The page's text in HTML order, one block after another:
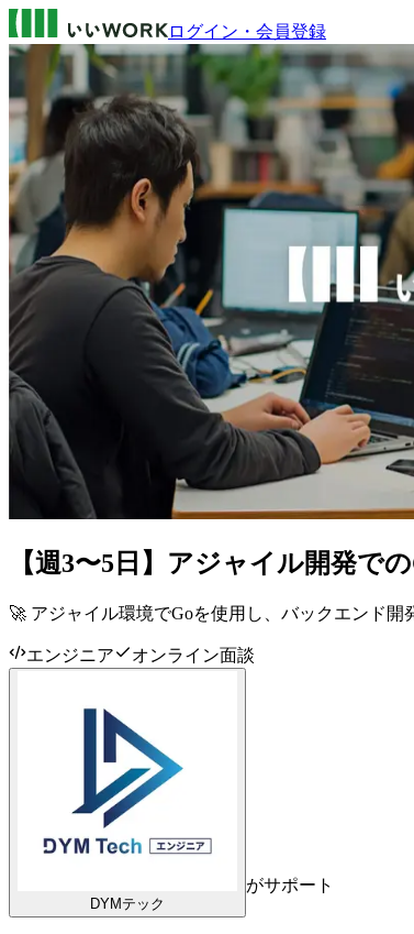
ログイン・会員登録
【週3〜5日】アジャイル開発で
🚀 アジャイル環境でGoを使用し、バックエンド開
エンジニア オンライン面談
DYMテック
がサポート